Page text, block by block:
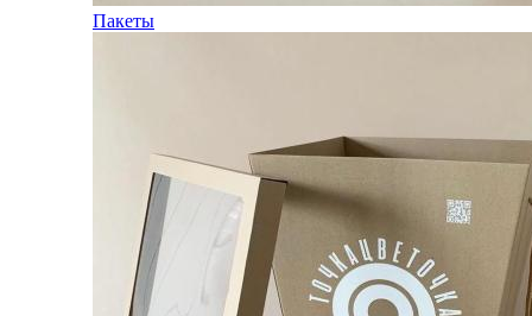
Пакеты